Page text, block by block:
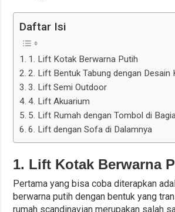
Daftar Isi
1. Lift Kotak Berwarna Putih
2. Lift Bentuk Tabung dengan Desain
3. Lift Semi Outdoor
4. Lift Akuarium
5. Lift Rumah dengan Tombol di
6. Lift dengan Sofa di Dalamnya
1. Lift Kotak Berwarna
Pertama yang bisa coba diterapkan
berwarna putih dengan bentuk yang
rumah scandinavian merupakan salah